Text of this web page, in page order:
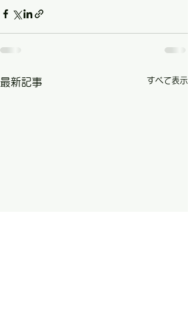
最新記事 すべて表示